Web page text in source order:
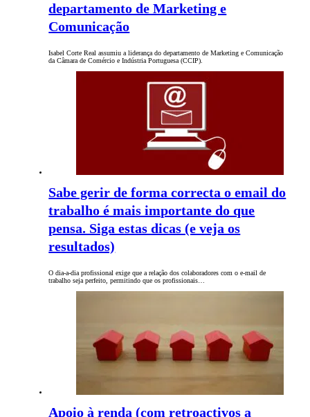
departamento de Marketing e
Comunicação
Isabel Corte Real assumiu a liderança do departamento de Marketing e Comunicação
da Câmara de Comércio e Indústria Portuguesa (CCIP).
Sabe gerir de forma correcta o email do
trabalho é mais importante do que
pensa. Siga estas dicas (e veja os
resultados)
O dia-a-dia profissional exige que a relação dos colaboradores com o e-mail de
trabalho seja perfeito, permitindo que os profissionais…
Apoio à renda (com retroactivos a